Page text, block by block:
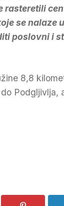
rasteretili
se nalaze
poslovni i
8,8
Podgljivlja,